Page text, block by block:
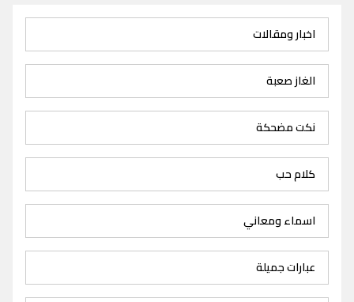
اخبار ومقالات
الغاز صعبة
نكت مضحكة
كلام حب
اسماء ومعاني
عبارات جميلة